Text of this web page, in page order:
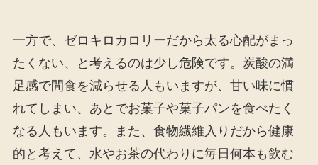
一方で、ゼロキロカロリーだから太る心配がまっ
たくない、と考えるのは少し危険です。炭酸の満
足感で間食を減らせる人もいますが、甘い味に慣
れてしまい、あとでお菓子や菓子パンを食べたく
なる人もいます。また、食物繊維入りだから健康
的と考えて、水やお茶の代わりに毎日何本も飲む